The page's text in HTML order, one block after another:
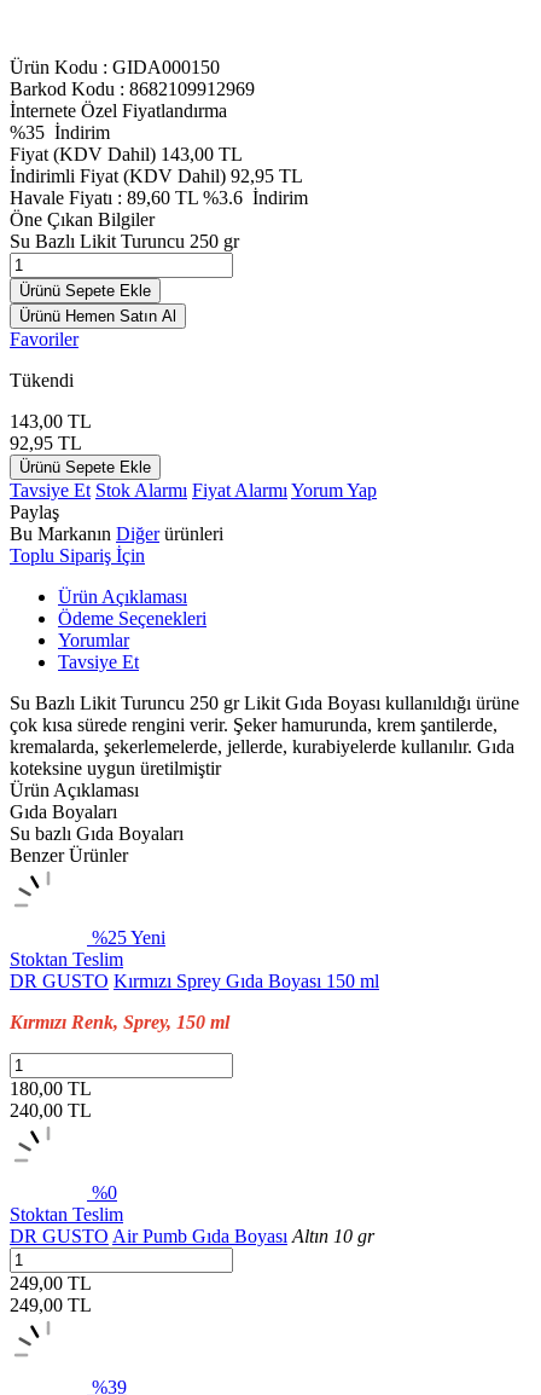
Ürün Kodu : GIDA000150
Barkod Kodu : 8682109912969
İnternete Özel Fiyatlandırma
%35 İndirim
Fiyat (KDV Dahil) 143,00 TL
İndirimli Fiyat (KDV Dahil) 92,95 TL
Havale Fiyatı : 89,60 TL %3.6 İndirim
Öne Çıkan Bilgiler
Su Bazlı Likit Turuncu 250 gr
Ürünü Sepete Ekle
Ürünü Hemen Satın Al
Favoriler
Tükendi
143,00 TL
92,95 TL
Ürünü Sepete Ekle
Tavsiye Et Stok Alarmı Fiyat Alarmı Yorum Yap
Paylaş
Bu Markanın Diğerürünleri
Toplu Sipariş İçin
Ürün Açıklaması
Ödeme Seçenekleri
Yorumlar
Tavsiye Et
Su Bazlı Likit Turuncu 250 gr Likit Gıda Boyası kullanıldığı ürüne
çok kısa sürede rengini verir. Şeker hamurunda, krem şantilerde,
kremalarda, şekerlemelerde, jellerde, kurabiyelerde kullanılır. Gıda
koteksine uygun üretilmiştir
Ürün Açıklaması
Gıda Boyaları
Su bazlı Gıda Boyaları
Benzer Ürünler
%25Yeni
Stoktan Teslim
DR GUSTO Kırmızı Sprey Gıda Boyası 150 ml
Kırmızı Renk, Sprey, 150 ml
180,00 TL
240,00 TL
%0
Stoktan Teslim
DR GUSTO Air Pumb Gıda Boyası Altın 10 gr
249,00 TL
249,00 TL
%39